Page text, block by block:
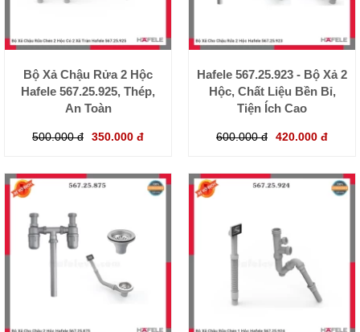
Bộ Xả Chậu Rửa 2 Hộc
Hafele 567.25.925, Thép,
An Toàn
500.000 đ 350.000 đ
Hafele 567.25.923 - Bộ Xả 2
Hộc, Chất Liệu Bền Bỉ,
Tiện Ích Cao
600.000 đ 420.000 đ